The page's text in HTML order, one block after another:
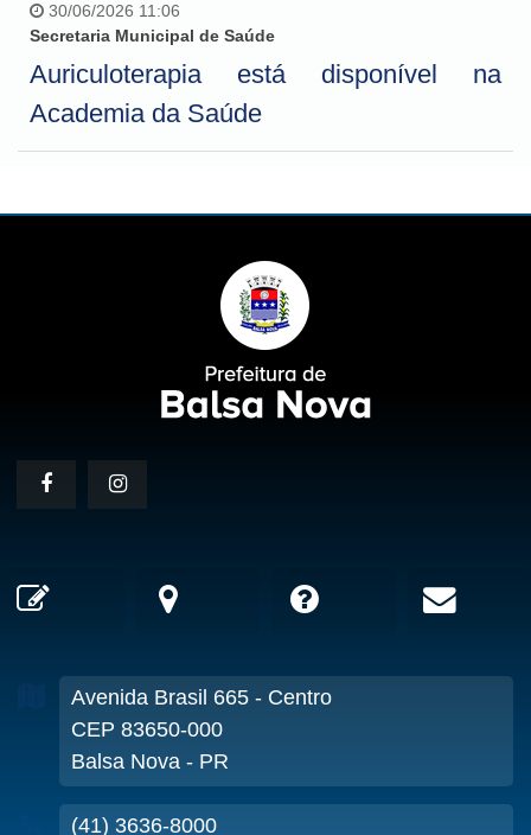
30/06/2026 11:06
Secretaria Municipal de Saúde
Auriculoterapia está disponível na
Academia da Saúde
Avenida Brasil 665 - Centro
CEP 83650-000
Balsa Nova - PR
(41) 3636-8000